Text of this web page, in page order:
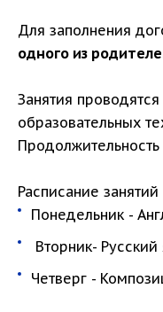
Для заполнения
одного из
Занятия
образовательных
Расписание
Понедельник -
Вторник-
Четверг -